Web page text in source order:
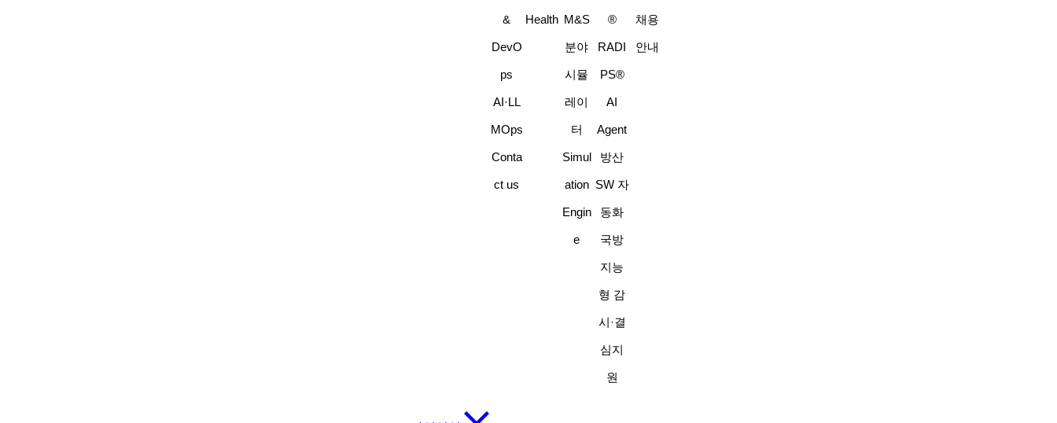
&
DevO
ps
AI·LL
MOps
Conta
ct us
Health M&S
분야
시뮬
레이
터
Simul
ation
Engin
e
®
RADI
PS®
AI
Agent
방산
SW 자
동화
국방
지능
형 감
시·결
심지
원
채용
안내